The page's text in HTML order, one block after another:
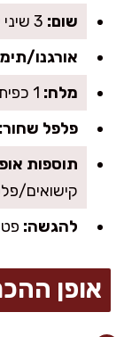
שום:
אורגנו/
מלח:
פלפל שחור:
תוספות
קישואים/
להגשה:
אופן